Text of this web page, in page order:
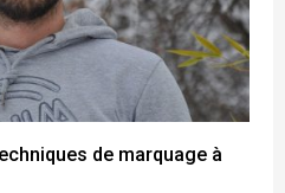
de marquage à